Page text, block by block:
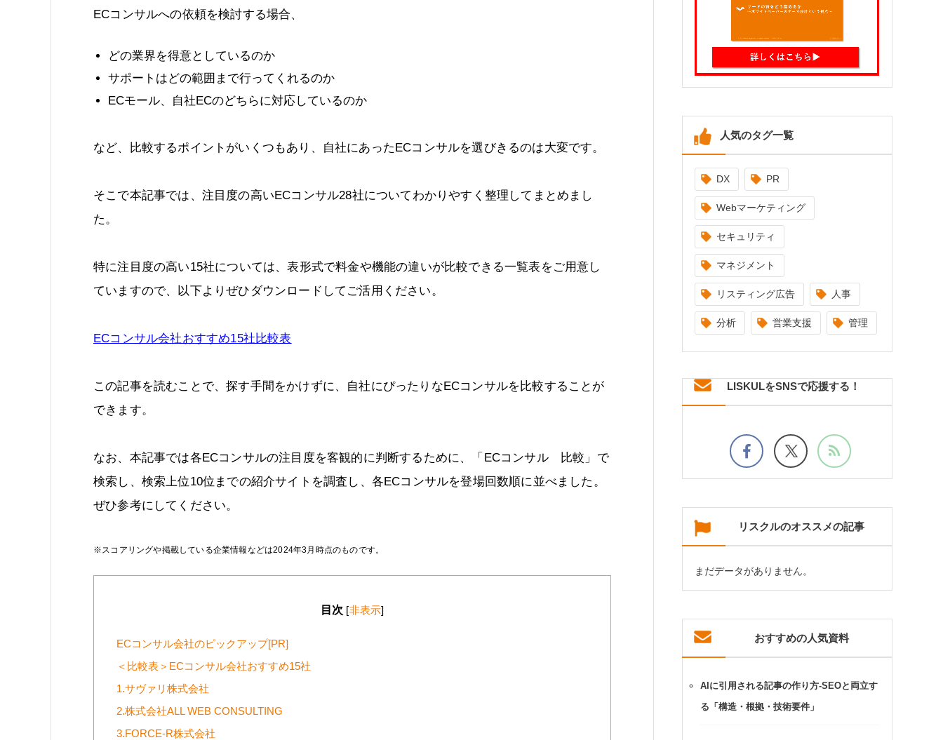
ECコンサルへの依頼を検討する場合、
どの業界を得意としているのか
サポートはどの範囲まで行ってくれるのか
ECモール、自社ECのどちらに対応しているのか
など、比較するポイントがいくつもあり、自社にあったECコンサルを選びきるのは大変です。
そこで本記事では、注目度の高いECコンサル28社についてわかりやすく整理してまとめまし
た。
特に注目度の高い15社については、表形式で料金や機能の違いが比較できる一覧表をご用意し
ていますので、以下よりぜひダウンロードしてご活用ください。
ECコンサル会社おすすめ15社比較表
この記事を読むことで、探す手間をかけずに、自社にぴったりなECコンサルを比較することが
できます。
なお、本記事では各ECコンサルの注目度を客観的に判断するために、「ECコンサル 比較」で
検索し、検索上位10位までの紹介サイトを調査し、各ECコンサルを登場回数順に並べました。
ぜひ参考にしてください。
※スコアリングや掲載している企業情報などは2024年3月時点のものです。
目次 [非表示]
ECコンサル会社のピックアップ[PR]
＜比較表＞ECコンサル会社おすすめ15社
1.サヴァリ株式会社
2.株式会社ALL WEB CONSULTING
3.FORCE-R株式会社
人気のタグ一覧
DX PR
Webマーケティング
セキュリティ
マネジメント
リスティング広告 人事
分析 営業支援 管理
LISKULをSNSで応援する！
リスクルのオススメの記事
まだデータがありません。
おすすめの人気資料
AIに引用される記事の作り方-SEOと両立す
る「構造・根拠・技術要件」